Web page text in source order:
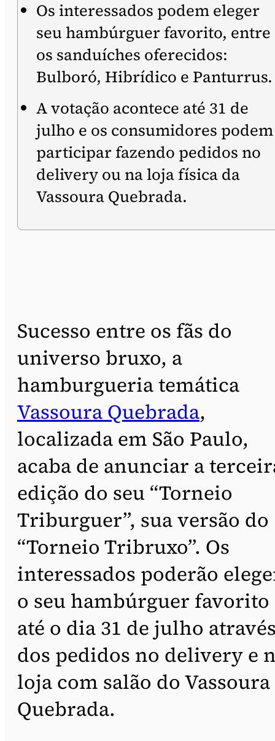
Os interessados podem eleger
seu hambúrguer favorito, entre
os sanduíches oferecidos:
Bulboró, Hibrídico e Panturrus.
A votação acontece até 31 de
julho e os consumidores podem
participar fazendo pedidos no
delivery ou na loja física da
Vassoura Quebrada.
Sucesso entre os fãs do
universo bruxo, a
hamburgueria temática
Vassoura Quebrada,
localizada em São Paulo,
acaba de anunciar a
edição do seu “Torneio
Triburguer”, sua versão do
“Torneio Tribruxo”. Os
interessados poderão
o seu hambúrguer favorito
até o dia 31 de julho
dos pedidos no delivery e
loja com salão do Vassoura
Quebrada.